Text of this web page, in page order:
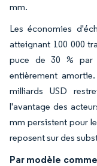
mm.
Les économies
atteignant 100 000
puce de 30 % par
entièrement
milliards USD
l'avantage des
mm persistent pour
reposent sur des
Par modèle